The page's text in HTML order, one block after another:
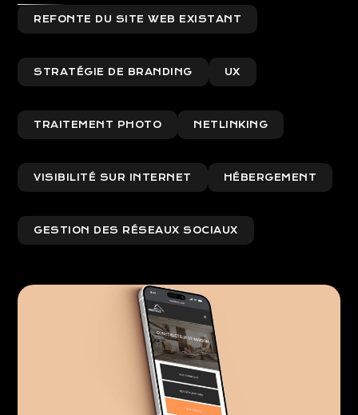
REFONTE DU SITE WEB EXISTANT
STRATÉGIE DE BRANDING UX
TRAITEMENT PHOTO NETLINKING
VISIBILITÉ SUR INTERNET HÉBERGEMENT
GESTION DES RÉSEAUX SOCIAUX